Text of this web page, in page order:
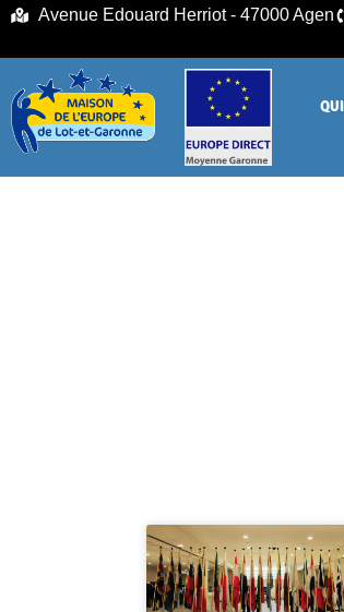
principalAvenue Edouard Herriot - 47000 Agen